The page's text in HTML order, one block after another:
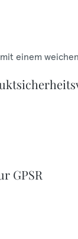
einem
GPSR